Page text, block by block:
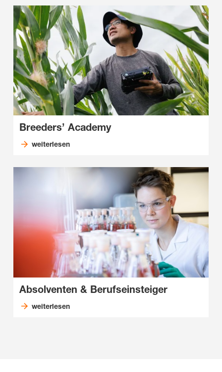
Breeders’ Academy
weiterlesen
Absolventen & Berufseinsteiger
weiterlesen